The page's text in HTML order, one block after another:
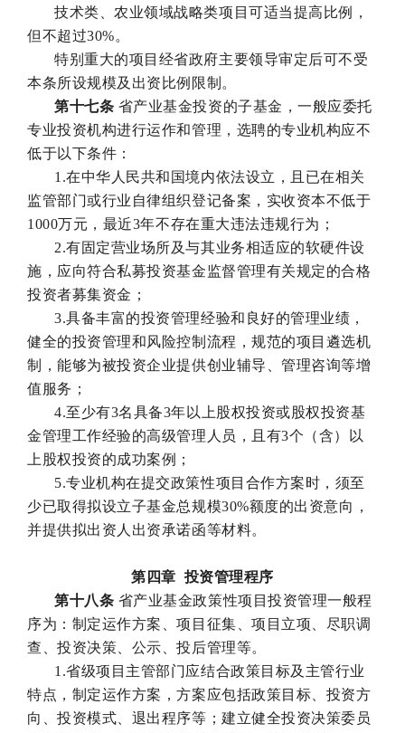
技术类、农业领域战略类项目可适当提高比例，
但不超过30%。
特别重大的项目经省政府主要领导审定后可不受
本条所设规模及出资比例限制。
第十七条 省产业基金投资的子基金，一般应委托
专业投资机构进行运作和管理，选聘的专业机构应不
低于以下条件：
1.在中华人民共和国境内依法设立，且已在相关
监管部门或行业自律组织登记备案，实收资本不低于
1000万元，最近3年不存在重大违法违规行为；
2.有固定营业场所及与其业务相适应的软硬件设
施，应向符合私募投资基金监督管理有关规定的合格
投资者募集资金；
3.具备丰富的投资管理经验和良好的管理业绩，
健全的投资管理和风险控制流程，规范的项目遴选机
制，能够为被投资企业提供创业辅导、管理咨询等增
值服务；
4.至少有3名具备3年以上股权投资或股权投资基
金管理工作经验的高级管理人员，且有3个（含）以
上股权投资的成功案例；
5.专业机构在提交政策性项目合作方案时，须至
少已取得拟设立子基金总规模30%额度的出资意向，
并提供拟出资人出资承诺函等材料。
第四章 投资管理程序
第十八条 省产业基金政策性项目投资管理一般程
序为：制定运作方案、项目征集、项目立项、尽职调
查、投资决策、公示、投后管理等。
1.省级项目主管部门应结合政策目标及主管行业
特点，制定运作方案，方案应包括政策目标、投资方
向、投资模式、退出程序等；建立健全投资决策委员